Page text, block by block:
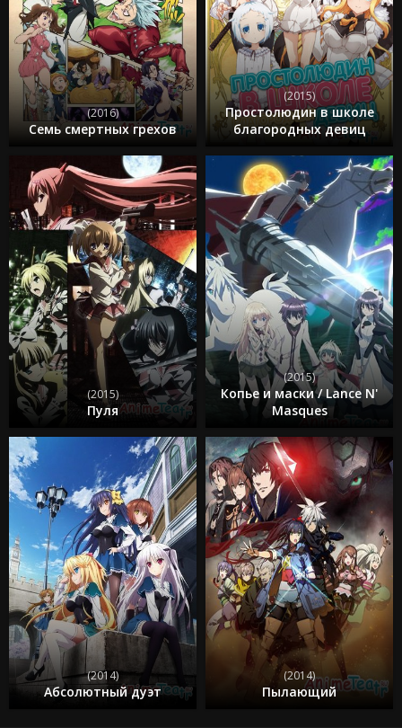
(2016)
Семь смертных грехов
(2015)
Простолюдин в школе
благородных девиц
(2015)
Пуля
(2015)
Копье и маски / Lance N'
Masques
(2014)
Абсолютный дуэт
(2014)
Пылающий